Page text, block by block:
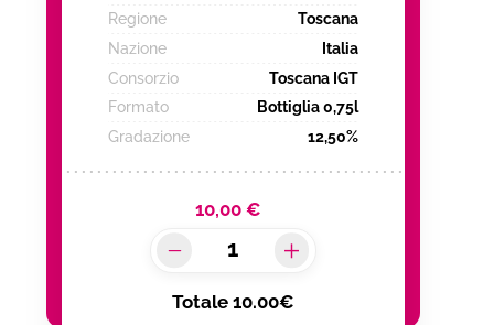
Regione
Toscana
Nazione
Italia
Consorzio
Toscana IGT
Formato
Bottiglia 0,75l
Gradazione
12,50%
10,00 €
Totale 10.00€